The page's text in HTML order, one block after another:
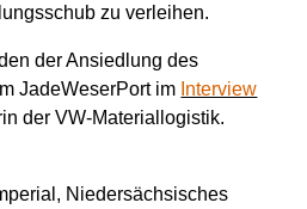
zu verleihen.
der Ansiedlung des
JadeWeserPort im Interview
der VW-Materiallogistik.
Niedersächsisches